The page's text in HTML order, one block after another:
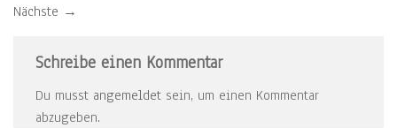
Nächste →
Schreibe einen Kommentar
Du musst angemeldet sein, um einen Kommentar
abzugeben.